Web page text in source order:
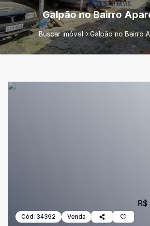
Galpão no Bairro
Buscar imóvel Galpão no Bairro
Cód: 34392 Venda